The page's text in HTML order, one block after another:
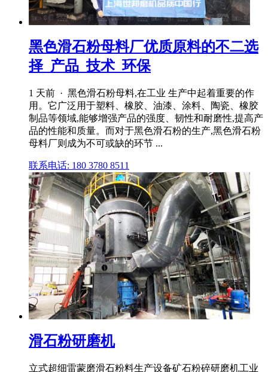
黑色滑石粉母料厂优质原料的不二选
择_产品_技术_环保
1 天前 · 黑色滑石粉母料,在工业 生产中起着重要的作
用。它广泛用于塑料、橡胶、油漆、涂料、陶瓷、橡胶
制品等领域,能够增强产品的强度、韧性和耐磨性,提高产
品的性能和质量。而对于黑色滑石粉的生产,黑色滑石粉
母料厂则成为不可或缺的环节 ...
联系电话: 180 3780 8511
滑石粉研磨机
立式超细雷蒙磨滑石粉料生产设备矿石粉碎研磨机工业